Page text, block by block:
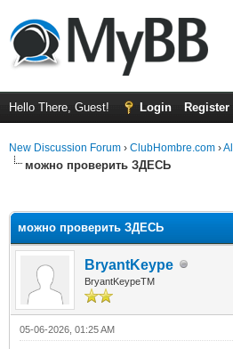
Hello There, Guest! Login Register
New Discussion Forum › ClubHombre.com ›
можно проверить ЗДЕСЬ
можно проверить ЗДЕСЬ
BryantKeype
BryantKeypeTM
05-06-2026, 01:25 AM